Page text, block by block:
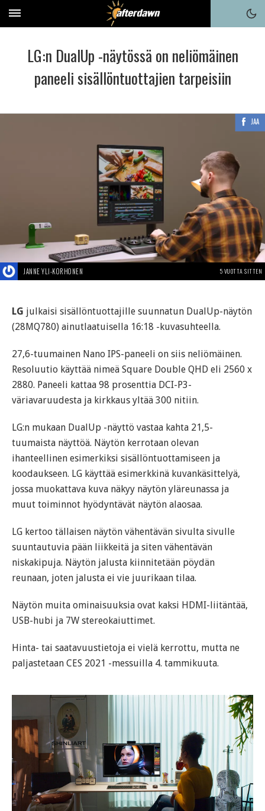
LG:n DualUp -näytössä on neliömäinen
paneeli sisällöntuottajien tarpeisiin
JAA
JANNE YLI-KORHONEN 5 VUOTTA SITTEN
LG julkaisi sisällöntuottajille suunnatun DualUp-näytön
(28MQ780) ainutlaatuisella 16:18 -kuvasuhteella.
27,6-tuumainen Nano IPS-paneeli on siis neliömäinen.
Resoluutio käyttää nimeä Square Double QHD eli 2560 x
2880. Paneeli kattaa 98 prosenttia DCI-P3-
väriavaruudesta ja kirkkaus yltää 300 nitiin.
LG:n mukaan DualUp -näyttö vastaa kahta 21,5-
tuumaista näyttöä. Näytön kerrotaan olevan
ihanteellinen esimerkiksi sisällöntuottamiseen ja
koodaukseen. LG käyttää esimerkkinä kuvankäsittelyä,
jossa muokattava kuva näkyy näytön yläreunassa ja
muut toiminnot hyödyntävät näytön alaosaa.
LG kertoo tällaisen näytön vähentävän sivulta sivulle
suuntautuvia pään liikkeitä ja siten vähentävän
niskakipuja. Näytön jalusta kiinnitetään pöydän
reunaan, joten jalusta ei vie juurikaan tilaa.
Näytön muita ominaisuuksia ovat kaksi HDMI-liitäntää,
USB-hubi ja 7W stereokaiuttimet.
Hinta- tai saatavuustietoja ei vielä kerrottu, mutta ne
paljastetaan CES 2021 -messuilla 4. tammikuuta.